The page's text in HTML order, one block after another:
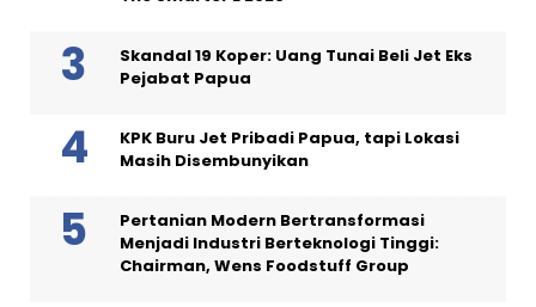
Skandal 19 Koper: Uang Tunai Beli Jet Eks
Pejabat Papua
KPK Buru Jet Pribadi Papua, tapi Lokasi
Masih Disembunyikan
Pertanian Modern Bertransformasi
Menjadi Industri Berteknologi Tinggi:
Chairman, Wens Foodstuff Group